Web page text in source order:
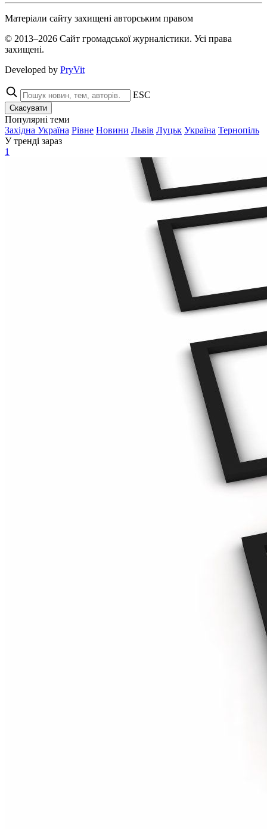
Матеріали сайту захищені авторським правом
© 2013–2026 Сайт громадської журналістики. Усі права
захищені.
Developed by PryVit
ESC
Скасувати
Популярні теми
Західна Україна Рівне Новини Львів Луцьк Україна Тернопіль
У тренді зараз
1